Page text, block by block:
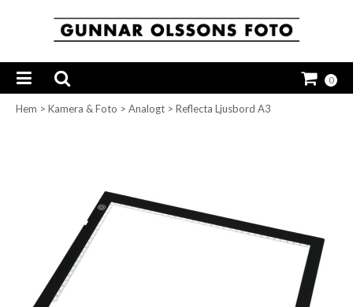
0
Hem > Kamera & Foto > Analogt > Reflecta Ljusbord A3